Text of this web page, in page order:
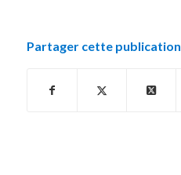
Partager cette publication